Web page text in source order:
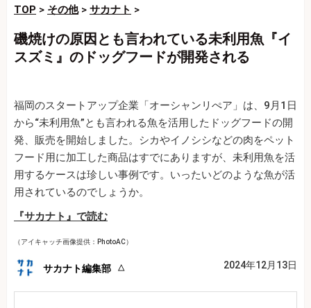
TOP > その他> サカナト >
磯焼けの原因とも言われている未利用魚『イ
スズミ』のドッグフードが開発される
福岡のスタートアップ企業「オーシャンリぺア」は、9月1日
から“未利用魚”とも言われる魚を活用したドッグフードの開
発、販売を開始しました。シカやイノシシなどの肉をペット
フード用に加工した商品はすでにありますが、未利用魚を活
用するケースは珍しい事例です。いったいどのような魚が活
用されているのでしょうか。
『サカナト』で読む
（アイキャッチ画像提供：PhotoAC）
サカナト編集部 2024年12月13日